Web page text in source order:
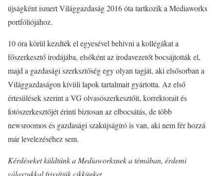
újságként ismert Világgazdaság 2016 óta tartkozik a Mediaworks
portfóliójához.
10 óra körül kezdték el egyesével behívni a kollégákat a
főszerkesztő irodájába, elsőként az irodavezetőt bocsájtották el,
majd a gazdasági szerksztőség egy olyan tagját, aki elsősorban a
Világgazdaságon kívüli lapok tartalmait gyártotta. Az első
értesülések szerint a VG olvasószerkesztőit, korrektorait és
fotószerkesztőjét érinti biztosan az elbocsátás, de több
newsroomos és gazdasági szakújságíró is van, aki nem fér hozzá
már levelezéséhez sem.
Kérdéseket küldtünk a Mediaworksnek a témában, érdemi
válaszukkal frissítjük cikkünket.